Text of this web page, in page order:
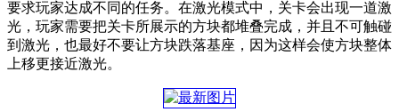
要求玩家达成不同的任务。在激光模式中，关卡会出现一道激
光，玩家需要把关卡所展示的方块都堆叠完成，并且不可触碰
到激光，也最好不要让方块跌落基座，因为这样会使方块整体
上移更接近激光。